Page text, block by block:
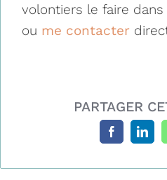
volontiers le faire
ou me contacter
PARTAGER